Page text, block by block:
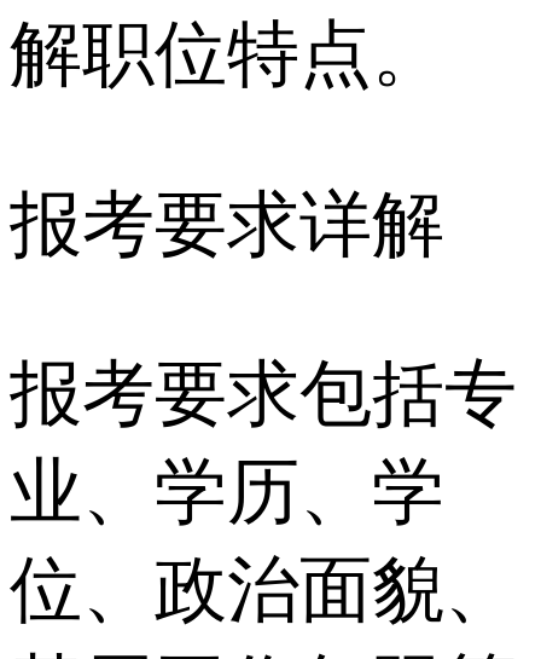
解职位特点。
报考要求详解
报考要求包括专
业、学历、学
位、政治面貌、